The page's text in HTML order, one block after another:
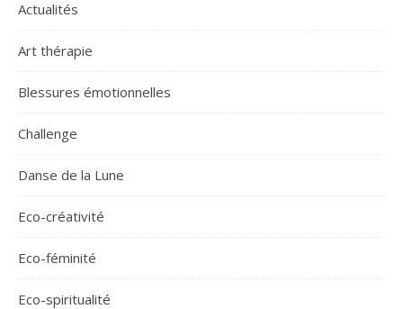
Actualités
Art thérapie
Blessures émotionnelles
Challenge
Danse de la Lune
Eco-créativité
Eco-féminité
Eco-spiritualité